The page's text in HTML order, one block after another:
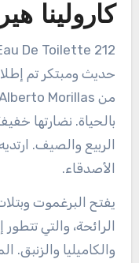
كارولينا
بالحياة. نضارتها
الربيع والصيف.
الأصدقاء.
يفتح البرغموت
الرائحة، والتي
والكاميليا